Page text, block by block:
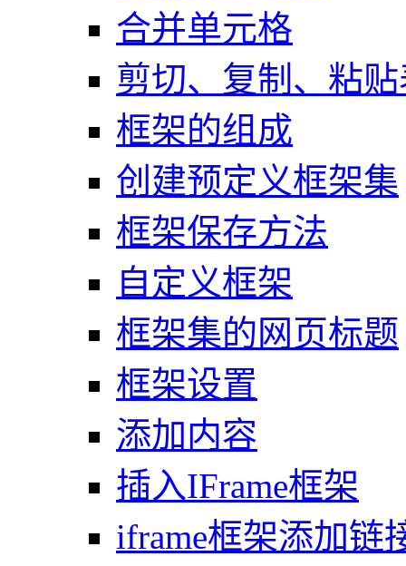
合并单元格
剪切、复制、粘
框架的组成
创建预定义框架集
框架保存方法
自定义框架
框架集的网页标题
框架设置
添加内容
插入IFrame框架
iframe框架添加链